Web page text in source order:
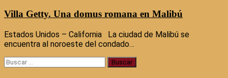
Villa Getty. Una domus romana en Malibú
Estados Unidos – California La ciudad de Malibú se
encuentra al noroeste del condado…
Buscar: